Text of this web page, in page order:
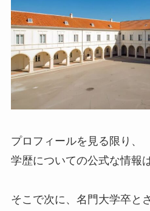
プロフィールを見る限り、
学歴についての公式な情報
そこで次に、名門大学卒と